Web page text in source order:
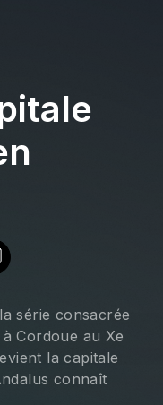
série consacrée
Cordoue au Xe
la capitale
connaît